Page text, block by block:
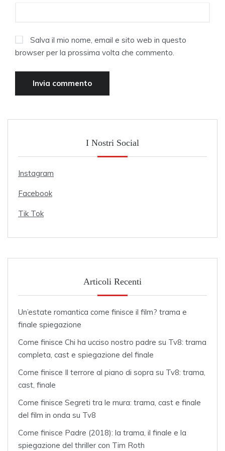
Salva il mio nome, email e sito web in questo
browser per la prossima volta che commento.
I Nostri Social
Instagram
Facebook
Tik Tok
Articoli Recenti
Un’estate romantica come finisce il film? trama e
finale spiegazione
Come finisce Chi ha ucciso nostro padre su Tv8: trama
completa, cast e spiegazione del finale
Come finisce Il terrore al piano di sopra su Tv8: trama,
cast, finale
Come finisce Segreti tra le mura: trama, cast e finale
del film in onda su Tv8
Come finisce Padre (2018): la trama, il finale e la
spiegazione del thriller con Tim Roth